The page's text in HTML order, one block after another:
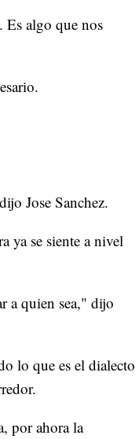
Es algo que nos
Jose Sanchez.
ya se siente a nivel
a quien sea," dijo
lo que es el dialecto
por ahora la